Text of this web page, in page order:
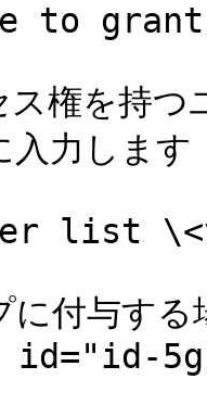
to
権を持つ
入力します
list
に付与
id="id-